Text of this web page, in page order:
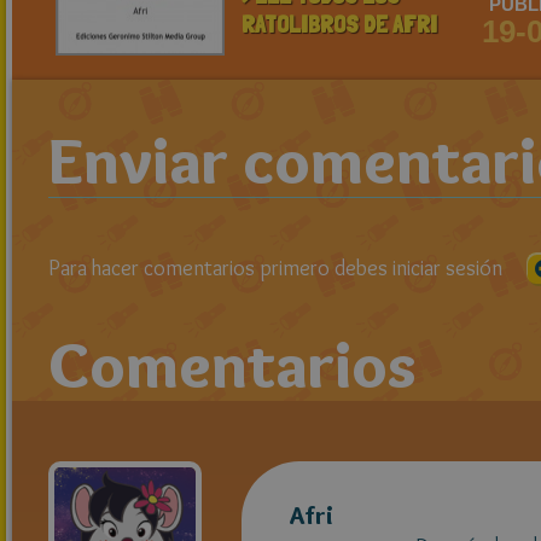
RATOLIBROS DE AFRI
19-
Enviar
Para hacer comentarios primero debes iniciar sesión
Comentarios
Afri